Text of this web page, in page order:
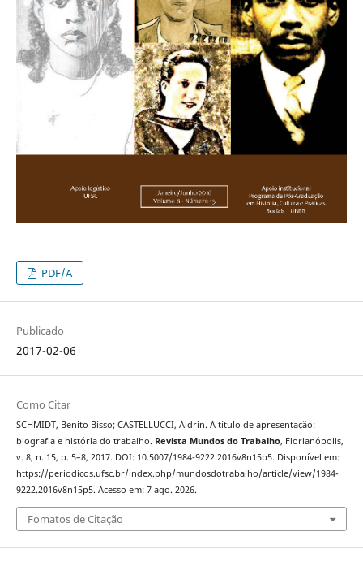
PDF/A
Publicado
2017-02-06
Como Citar
SCHMIDT, Benito Bisso; CASTELLUCCI, Aldrin. A título de apresentação:
biografia e história do trabalho. Revista Mundos do Trabalho, Florianópolis,
v. 8, n. 15, p. 5–8, 2017. DOI: 10.5007/1984-9222.2016v8n15p5. Disponível em:
https://periodicos.ufsc.br/index.php/mundosdotrabalho/article/view/1984-
9222.2016v8n15p5. Acesso em: 7 ago. 2026.
Fomatos de Citação